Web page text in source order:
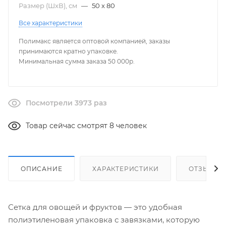
Размер (ШxВ), см — 50 x 80
Все характеристики
Полимакс является оптовой компанией, заказы
принимаются кратно упаковке.
Минимальная сумма заказа 50 000р.
Посмотрели 3973 раз
Товар сейчас смотрят 8 человек
ОПИСАНИЕ ХАРАКТЕРИСТИКИ ОТЗЫВЫ
Сетка для овощей и фруктов — это удобная
полиэтиленовая упаковка с завязками, которую